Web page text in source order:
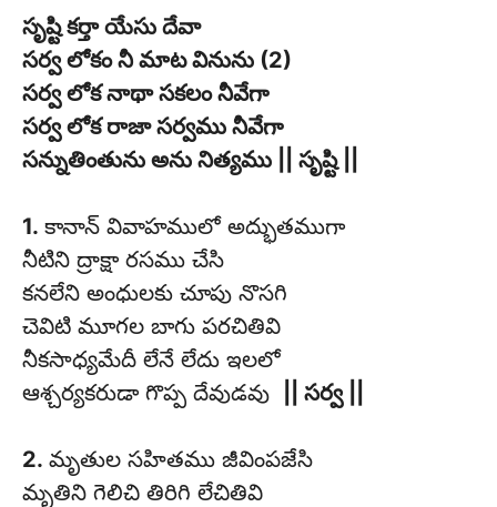
సృష్టి కర్తా యేసు దేవా
సర్వ లోకం నీ మాట వినును (2)
సర్వ లోక నాథా సకలం నీవేగా
సర్వ లోక రాజా సర్వము నీవేగా
సన్నుతింతును అను నిత్యము || సృష్టి ||
1. కానాన్ వివాహములో అద్భుతముగా
నీటిని ద్రాక్షా రసము చేసి
కనలేని అంధులకు చూపు నొసగి
చెవిటి మూగల బాగు పరచితివి
నీకసాధ్యమేదీ లేనే లేదు ఇలలో
ఆశ్చర్యకరుడా గొప్ప దేవుడవు
|| సర్వ ||
2. మృతుల సహితము జీవింపజేసి
మృతిని గెలిచి తిరిగి లేచితివి